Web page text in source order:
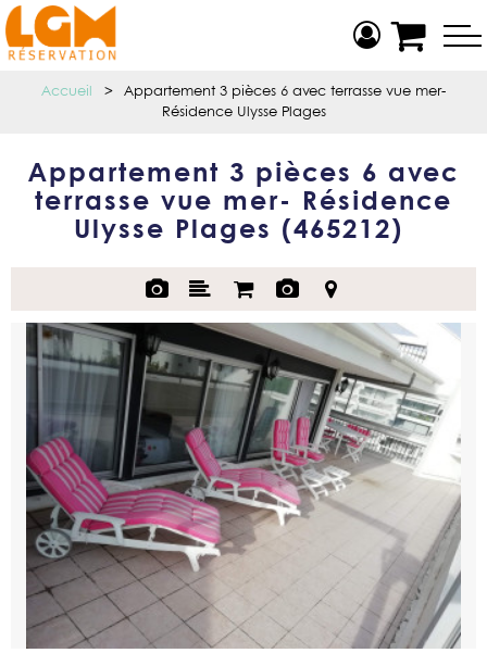
Accueil >
Appartement 3 pièces 6 avec terrasse vue mer-
Résidence Ulysse Plages
Appartement 3 pièces 6 avec
terrasse vue mer- Résidence
Ulysse Plages (465212 )